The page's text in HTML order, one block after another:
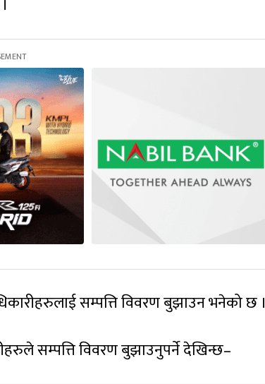
सम्पत्ति विवरण बुझाउन भनेको छ ।
सम्पत्ति विवरण बुझाउनुपर्ने देखिन्छ–